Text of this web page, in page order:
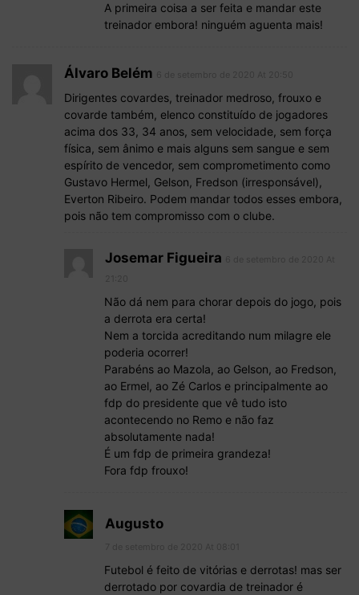
A primeira coisa a ser feita e mandar este
treinador embora! ninguém aguenta mais!
Álvaro Belém
Dirigentes covardes, treinador medroso, frouxo e
covarde também, elenco constituído de jogadores
acima dos 33, 34 anos, sem velocidade, sem força
física, sem ânimo e mais alguns sem sangue e sem
espírito de vencedor, sem comprometimento como
Gustavo Hermel, Gelson, Fredson (irresponsável),
Everton Ribeiro. Podem mandar todos esses embora,
pois não tem compromisso com o clube.
Josemar Figueira
Não dá nem para chorar depois do jogo, pois
a derrota era certa!
Nem a torcida acreditando num milagre ele
poderia ocorrer!
Parabéns ao Mazola, ao Gelson, ao Fredson,
ao Ermel, ao Zé Carlos e principalmente ao
fdp do presidente que vê tudo isto
acontecendo no Remo e não faz
absolutamente nada!
É um fdp de primeira grandeza!
Fora fdp frouxo!
Augusto
Futebol é feito de vitórias e derrotas! mas ser
derrotado por covardia de treinador é